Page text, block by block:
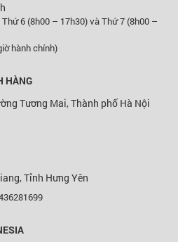
6 (8h00 – 17h30) và Thứ 7 (8h00 –
hành chính)
HÀNG
Tương Mai, Thành phố Hà Nội
Tỉnh Hưng Yên